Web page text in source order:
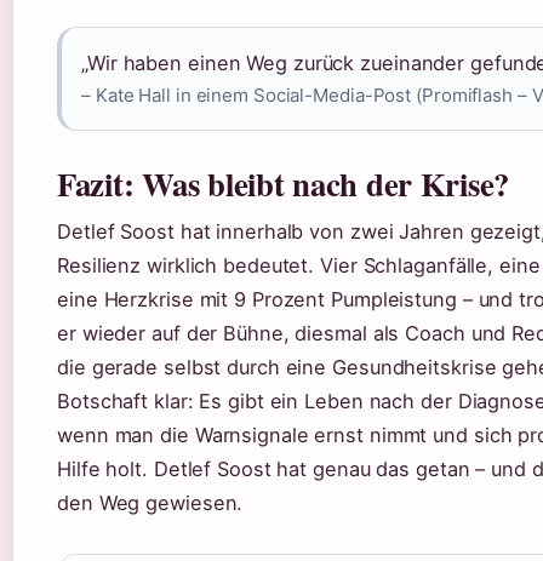
„Wir haben einen Weg zurück zueinander
– Kate Hall in einem Social-Media-Post (Promiflash –
Fazit: Was bleibt nach der Krise?
Detlef Soost hat innerhalb von zwei Jahren
Resilienz wirklich bedeutet. Vier Schlaganfälle,
eine Herzkrise mit 9 Prozent Pumpleistung – und
er wieder auf der Bühne, diesmal als Coach und
die gerade selbst durch eine Gesundheitskrise
Botschaft klar: Es gibt ein Leben nach der
wenn man die Warnsignale ernst nimmt und sich
Hilfe holt. Detlef Soost hat genau das getan – und
den Weg gewiesen.